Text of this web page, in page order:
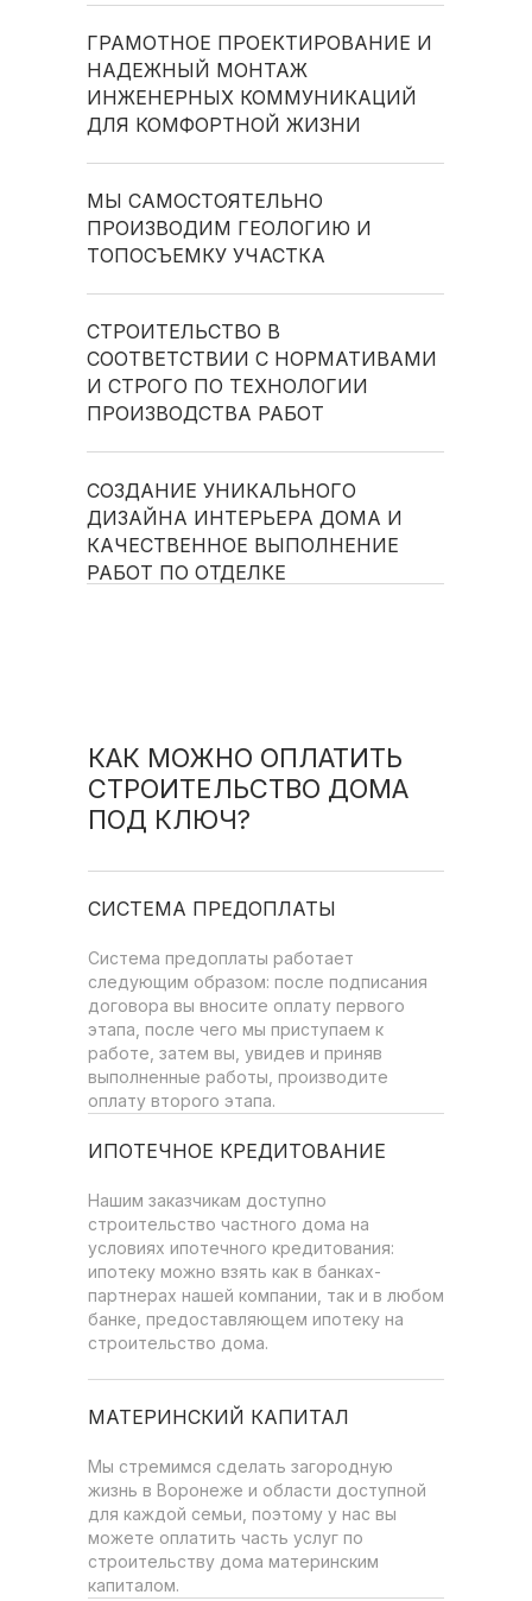
ГРАМОТНОЕ ПРОЕКТИРОВАНИЕ И
НАДЕЖНЫЙ МОНТАЖ
ИНЖЕНЕРНЫХ КОММУНИКАЦИЙ
ДЛЯ КОМФОРТНОЙ ЖИЗНИ
МЫ САМОСТОЯТЕЛЬНО
ПРОИЗВОДИМ ГЕОЛОГИЮ И
ТОПОСЪЕМКУ УЧАСТКА
СТРОИТЕЛЬСТВО В
СООТВЕТСТВИИ С НОРМАТИВАМИ
И СТРОГО ПО ТЕХНОЛОГИИ
ПРОИЗВОДСТВА РАБОТ
СОЗДАНИЕ УНИКАЛЬНОГО
ДИЗАЙНА ИНТЕРЬЕРА ДОМА И
КАЧЕСТВЕННОЕ ВЫПОЛНЕНИЕ
РАБОТ ПО ОТДЕЛКЕ
ИПОТЕЧНОЕ КРЕДИТОВАНИЕ
СИСТЕМА ПРЕДОПЛАТЫ
МАТЕРИНСКИЙ КАПИТАЛ
Система предоплаты работает
следующим образом: после подписания
договора вы вносите оплату первого
этапа, после чего мы приступаем к
работе, затем вы, увидев и приняв
выполненные работы, производите
оплату второго этапа.
Нашим заказчикам доступно
строительство частного дома на
условиях ипотечного кредитования:
ипотеку можно взять как в банках-
партнерах нашей компании, так и в любом
банке, предоставляющем ипотеку на
строительство дома.
Мы стремимся сделать загородную
жизнь в Воронеже и области доступной
для каждой семьи, поэтому у нас вы
можете оплатить часть услуг по
строительству дома материнским
капиталом.
КАК МОЖНО ОПЛАТИТЬ
СТРОИТЕЛЬСТВО ДОМА
ПОД КЛЮЧ?